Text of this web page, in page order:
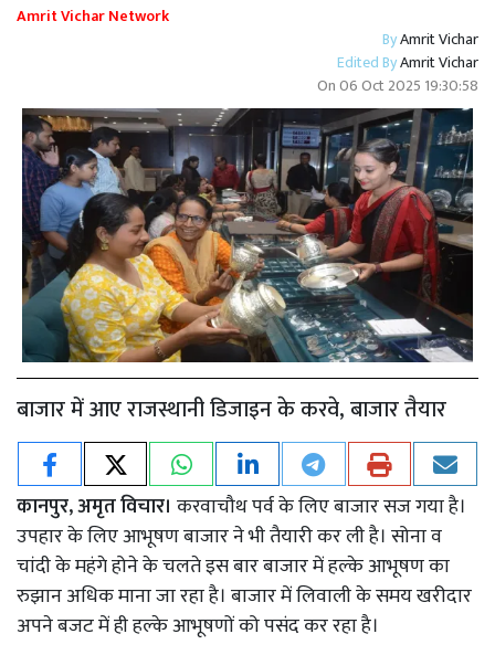
Amrit Vichar Network
ByAmrit Vichar
Edited ByAmrit Vichar
On06 Oct 2025 19:30:58
बाजार में आए राजस्थानी डिजाइन के करवे, बाजार तैयार
कानपुर, अमृत विचार। करवाचौथ पर्व के लिए बाजार सज गया है।
उपहार के लिए आभूषण बाजार ने भी तैयारी कर ली है। सोना व
चांदी के महंगे होने के चलते इस बार बाजार में हल्के आभूषण का
रुझान अधिक माना जा रहा है। बाजार में लिवाली के समय खरीदार
अपने बजट में ही हल्के आभूषणों को पसंद कर रहा है।